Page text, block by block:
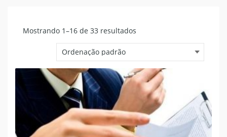
Mostrando 1–16 de 33 resultados